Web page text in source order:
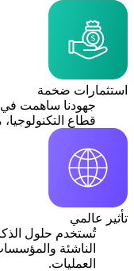
استثمارات ضخمة
جهودنا ساهمت في
قطاع
تأثير عالمي
تُستخدم حلول
الناشئة
العمليات.